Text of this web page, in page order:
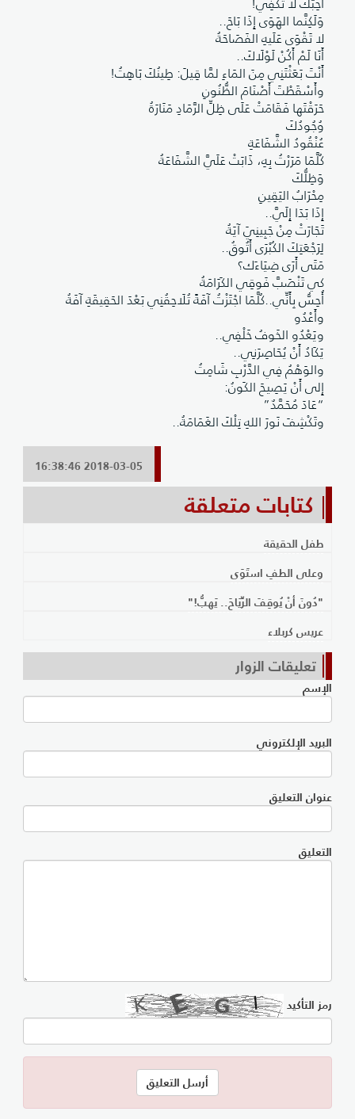
وَلَكِنَّما الهَوَى إِذَا بَاحَ..
لا تَقْوَى عَلَيهِ الفَصَاحَةُ
أَنَا لَمْ أَكُنْ لَوْلَاكَ..
أَنْتَ بَعَثْتَنِي مِنَ المَاءِ لمَّا قِيلَ: طِينُكَ بَاهِتُ!
وأَسْقَطْتَ أَصْنَامَ الظُّنُونِ
حَرَقْتَها فَقَامَتْ عَلَى ظِلِّ الرَّمَادِ مَنَارَةُ
وُجُودُكَ
عُنْقُودُ الشَّفَاعَةِ
كُلَّمَا مَرَرْتُ بِهِ، ذَابَتْ عَلَيَّ الشَّفَاعَةُ
وَظِلُّكَ
مِحْرَابُ اليَقِينِ
إِذَا بَدَا إِلَيَّ..
تَجَارَتْ مِنْ جَبِينِيَ آيَةُ
لِرَجْعَتِكَ الكُبْرَى أَتُوقُ..
مَتَى أَرَى ضِيَاءَك؟
كي تَنْصَبَّ فَوقِي الكَرَامَةُ
أُحِسُّ بِأَنِّي..كُلَّمَا اجْتَزْتُ آفَةً تُلَاحِقُنِي بَعْدَ الحَقِيقَةِ آفَةُ
وأَعْدُو
ويَعْدُو الخَوفُ خَلْفِي..
يَكَادُ أَنْ يُحَاصِرَنِي..
والوَهْمُ فِي الدَّرْبِ شَامِتُ
إِلى أَنْ يَصِيحَ الكَونُ:
“عَادَ مُحَمَّدٌ”
وتَكْشِفَ نَورَ اللهِ تِلْكَ الغَمَامَةُ..
2018-03-05 16:38:46
كتابات متعلقة
طفل الحقيقة
وعلى الطفِ استَوَى
"دُونَ أنْ يُوقِفَ الرِّيَاحَ.. يَهبُّ!"
عريس كربلاء
تعليقات الزوار
الإسم
البريد الإلكتروني
عنوان التعليق
التعليق
رمز التأكيد